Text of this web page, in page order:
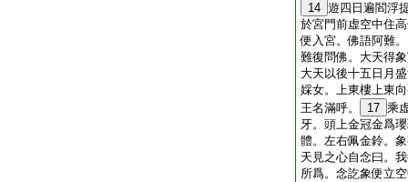
14 遊四日遍閻浮
於宮門前虚空中住
便入宮。佛語阿難
難復問佛。大天得
大天以後十五日月
婇女。上東樓上東
王名滿呼。
17 乘
牙。頭上金冠金爲
體。左右佩金鈴。
天見之心自念曰。
所爲。念訖象便立